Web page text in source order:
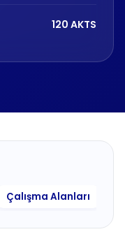
120 AKTS
Çalışma Alanları